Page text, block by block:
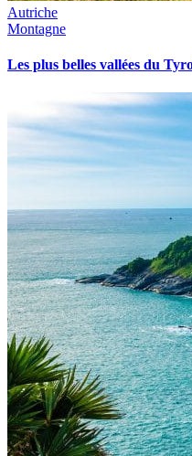
Autriche
Montagne
Les plus belles vallées du